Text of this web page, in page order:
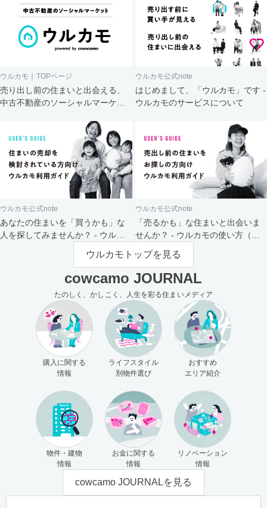
ウルカモ｜TOPページ
売り出し前の住まいと出会える、
中古不動産のソーシャルマーケッ
ウルカモ公式note
はじめまして、「ウルカモ」です -
ウルカモのサービスについて
ウルカモ公式note
あなたの住まいを「買うかも」な
人を探してみませんか？ - ウルカ
ウルカモ公式note
「売るかも」な住まいと出会いま
せんか？ - ウルカモの使い方（買
主さま向け）
ウルカモトップを見る
cowcamo JOURNAL
たのしく、かしこく、人生を彩る住まいメディア
購入に関する
情報
ライフスタイル
別物件選び
おすすめ
エリア紹介
物件・建物
情報
お金に関する
情報
リノベーション
情報
cowcamo JOURNALを見る